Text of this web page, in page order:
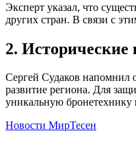
Эксперт указал, что
других стран. В связи с
2. Исторические
Сергей Судаков напомнил
развитие региона. Для
уникальную
Новости МирТесен